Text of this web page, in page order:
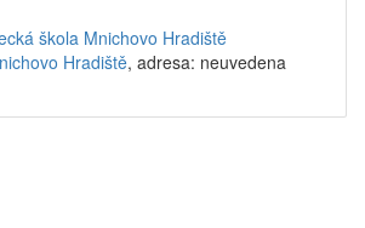
škola Mnichovo Hradiště
Hradiště, adresa: neuvedena